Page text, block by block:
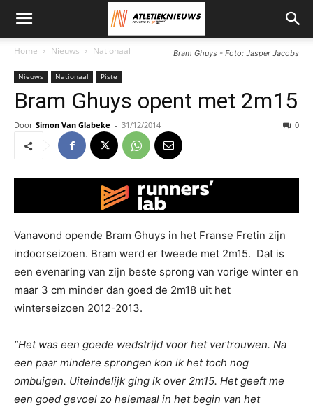
Home Nieuws Nationaal Bram Ghuys - Foto: Jasper Jacobs
Nieuws Nationaal Piste
Bram Ghuys opent met 2m15
Door Simon Van Glabeke - 31/12/2014 0
Vanavond opende Bram Ghuys in het Franse Fretin zijn
indoorseizoen. Bram werd er tweede met 2m15. Dat is
een evenaring van zijn beste sprong van vorige winter en
maar 3 cm minder dan goed de 2m18 uit het
winterseizoen 2012-2013.
“Het was een goede wedstrijd voor het vertrouwen. Na
een paar mindere sprongen kon ik het toch nog
ombuigen. Uiteindelijk ging ik over 2m15. Het geeft me
een goed gevoel zo helemaal in het begin van het